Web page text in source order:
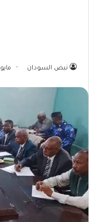
نبض السودان مايو 13, 2026